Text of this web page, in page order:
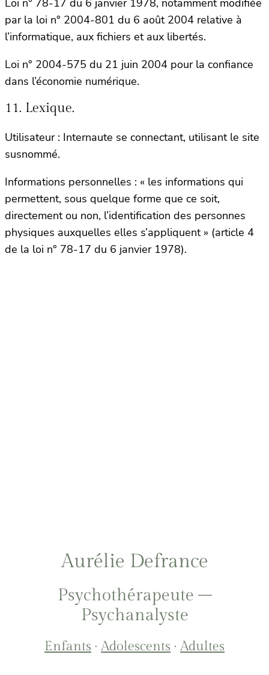
par la loi n° 2004-801 du 6 août 2004 relative à
l’informatique, aux fichiers et aux libertés.
Loi n° 2004-575 du 21 juin 2004 pour la confiance
dans l’économie numérique.
11. Lexique.
Utilisateur : Internaute se connectant, utilisant le site
susnommé.
Informations personnelles : « les informations qui
permettent, sous quelque forme que ce soit,
directement ou non, l’identification des personnes
physiques auxquelles elles s’appliquent » (article 4
de la loi n° 78-17 du 6 janvier 1978).
Aurélie Defrance
Psychothérapeute –
Psychanalyste
Enfants ·Adolescents ·Adultes